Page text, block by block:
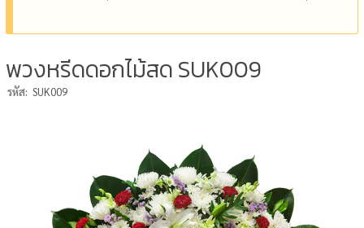
พวงหรีดดอกไม้สด SUK009
รหัส: SUK009